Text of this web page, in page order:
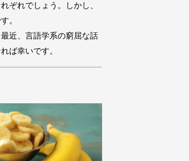
ぞれでしょう。しかし、
。
近、言語学系の窮屈な話
ば幸いです。